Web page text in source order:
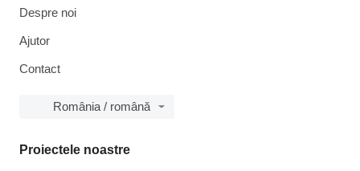
Despre noi
Ajutor
Contact
România / română
Proiectele noastre